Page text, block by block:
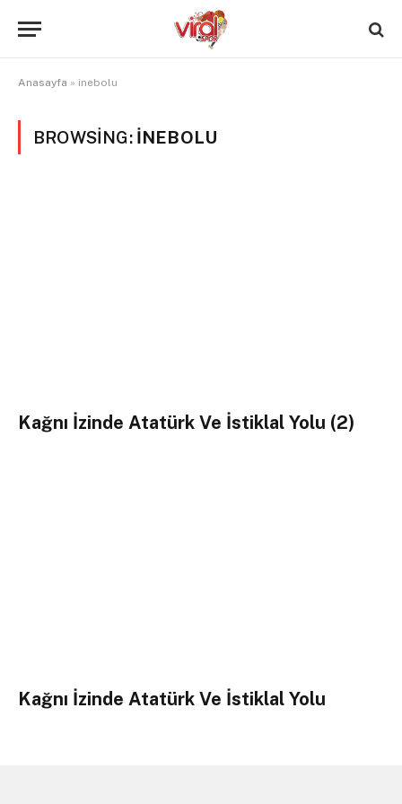
Anasayfa » inebolu
BROWSING: INEBOLU
Kağnı İzinde Atatürk Ve İstiklal Yolu (2)
Kağnı İzinde Atatürk Ve İstiklal Yolu